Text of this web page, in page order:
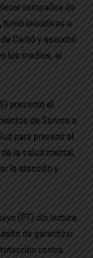
campañas de
turnó iniciativas a
Carbó y escuchó
los medios, el
presentó el
de Sonora a
para prevenir el
la salud mental,
la atención y
(PT) dio lectura
de garantizar
contra